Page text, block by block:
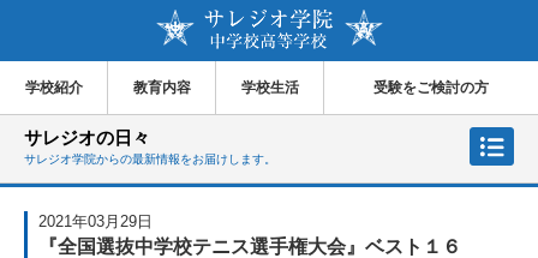
学校紹介 教育内容 学校生活 受験をご検討の方
サレジオの日々
サレジオ学院からの最新情報をお届けします。
2021年03月29日
『全国選抜中学校テニス選手権大会』ベスト１６